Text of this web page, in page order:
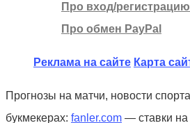
Про вход/регистрацию
Про обмен PayPal
Реклама на сайте Карта
Прогнозы на матчи, новости
букмекерах: fanler.com — ставки на